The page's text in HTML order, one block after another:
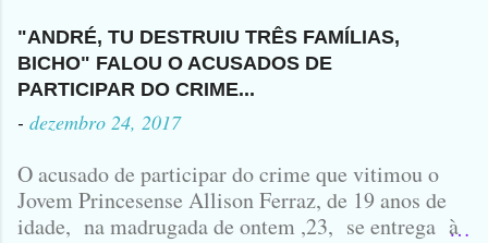
"ANDRÉ, TU DESTRUIU TRÊS FAMÍLIAS,
BICHO" FALOU O ACUSADOS DE
PARTICIPAR DO CRIME...
- dezembro 24, 2017
O acusado de participar do crime que vitimou o
Jovem Princesense Allison Ferraz, de 19 anos de
idade, na madrugada de ontem ,23, se entrega à